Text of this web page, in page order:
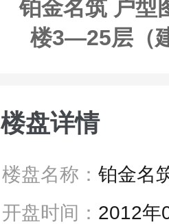
铂金名筑 户型
楼3—25层（
楼盘详情
楼盘名称： 铂金名
开盘时间： 2012年09月